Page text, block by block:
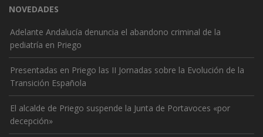
NOVEDADES
Adelante Andalucía denuncia el abandono criminal de la
pediatría en Priego
Presentadas en Priego las II Jornadas sobre la Evolución de la
Transición Española
El alcalde de Priego suspende la Junta de Portavoces «por
decepción»